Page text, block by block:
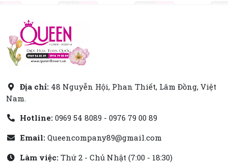
Địa chỉ: 48 Nguyễn Hội, Phan Thiết, Lâm Đồng, Việt
Nam.
Hotline: 0969 54 8089 - 0976 79 00 89
Email: Queencompany89@gmail.com
Làm việc: Thứ 2 - Chủ Nhật (7:00 - 18:30)